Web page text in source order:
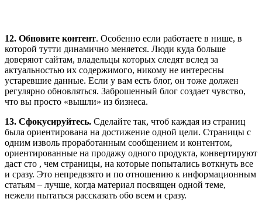
12. Обновите контент. Особенно если работаете в нише, в
которой тутти динамично меняется. Люди куда больше
доверяют сайтам, владельцы которых следят вслед за
актуальностью их содержимого, никому не интересны
устаревшие данные. Если у вам есть блог, он тоже должен
регулярно обновляться. Заброшенный блог создает чувство,
что вы просто «вышли» из бизнеса.
13. Сфокусируйтесь. Сделайте так, чтоб каждая из страниц
была ориентирована на достижение одной цели. Страницы с
одним изволь проработанным сообщением и контентом,
ориентированные на продажу одного продукта, конвертируют
даст сто , чем страницы, на которые попытались воткнуть все
и сразу. Это непредвзято и по отношению к информационным
статьям – лучше, когда материал посвящен одной теме,
нежели пытаться рассказать обо всем и сразу.